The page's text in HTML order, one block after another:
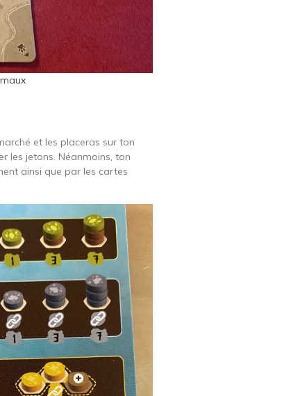
et les placeras sur ton
les jetons. Néanmoins, ton
ainsi que par les cartes